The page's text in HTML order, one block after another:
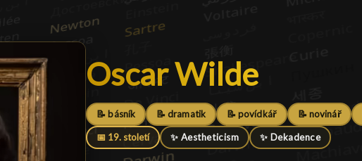
Oscar Wilde
Oscar Wilde
📝 básník 📝 dramatik 📝 povídkář 📝 novinář
📅 19. století ✨ Aestheticism ✨ Dekadence